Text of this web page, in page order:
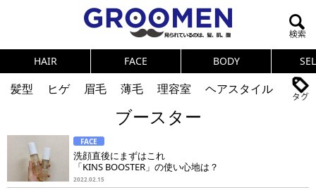
HAIR FACE BODY
髪型 ヒゲ 眉毛 薄毛 理容室
ヘアスタイル
ニオイ
連載
メンズコスメ
NEWS PICK UP
テストステロン
ブースター
FACE
洗顔直後にまずはこれ
「KINS BOOSTER」の使い心地は？
2022.02.15